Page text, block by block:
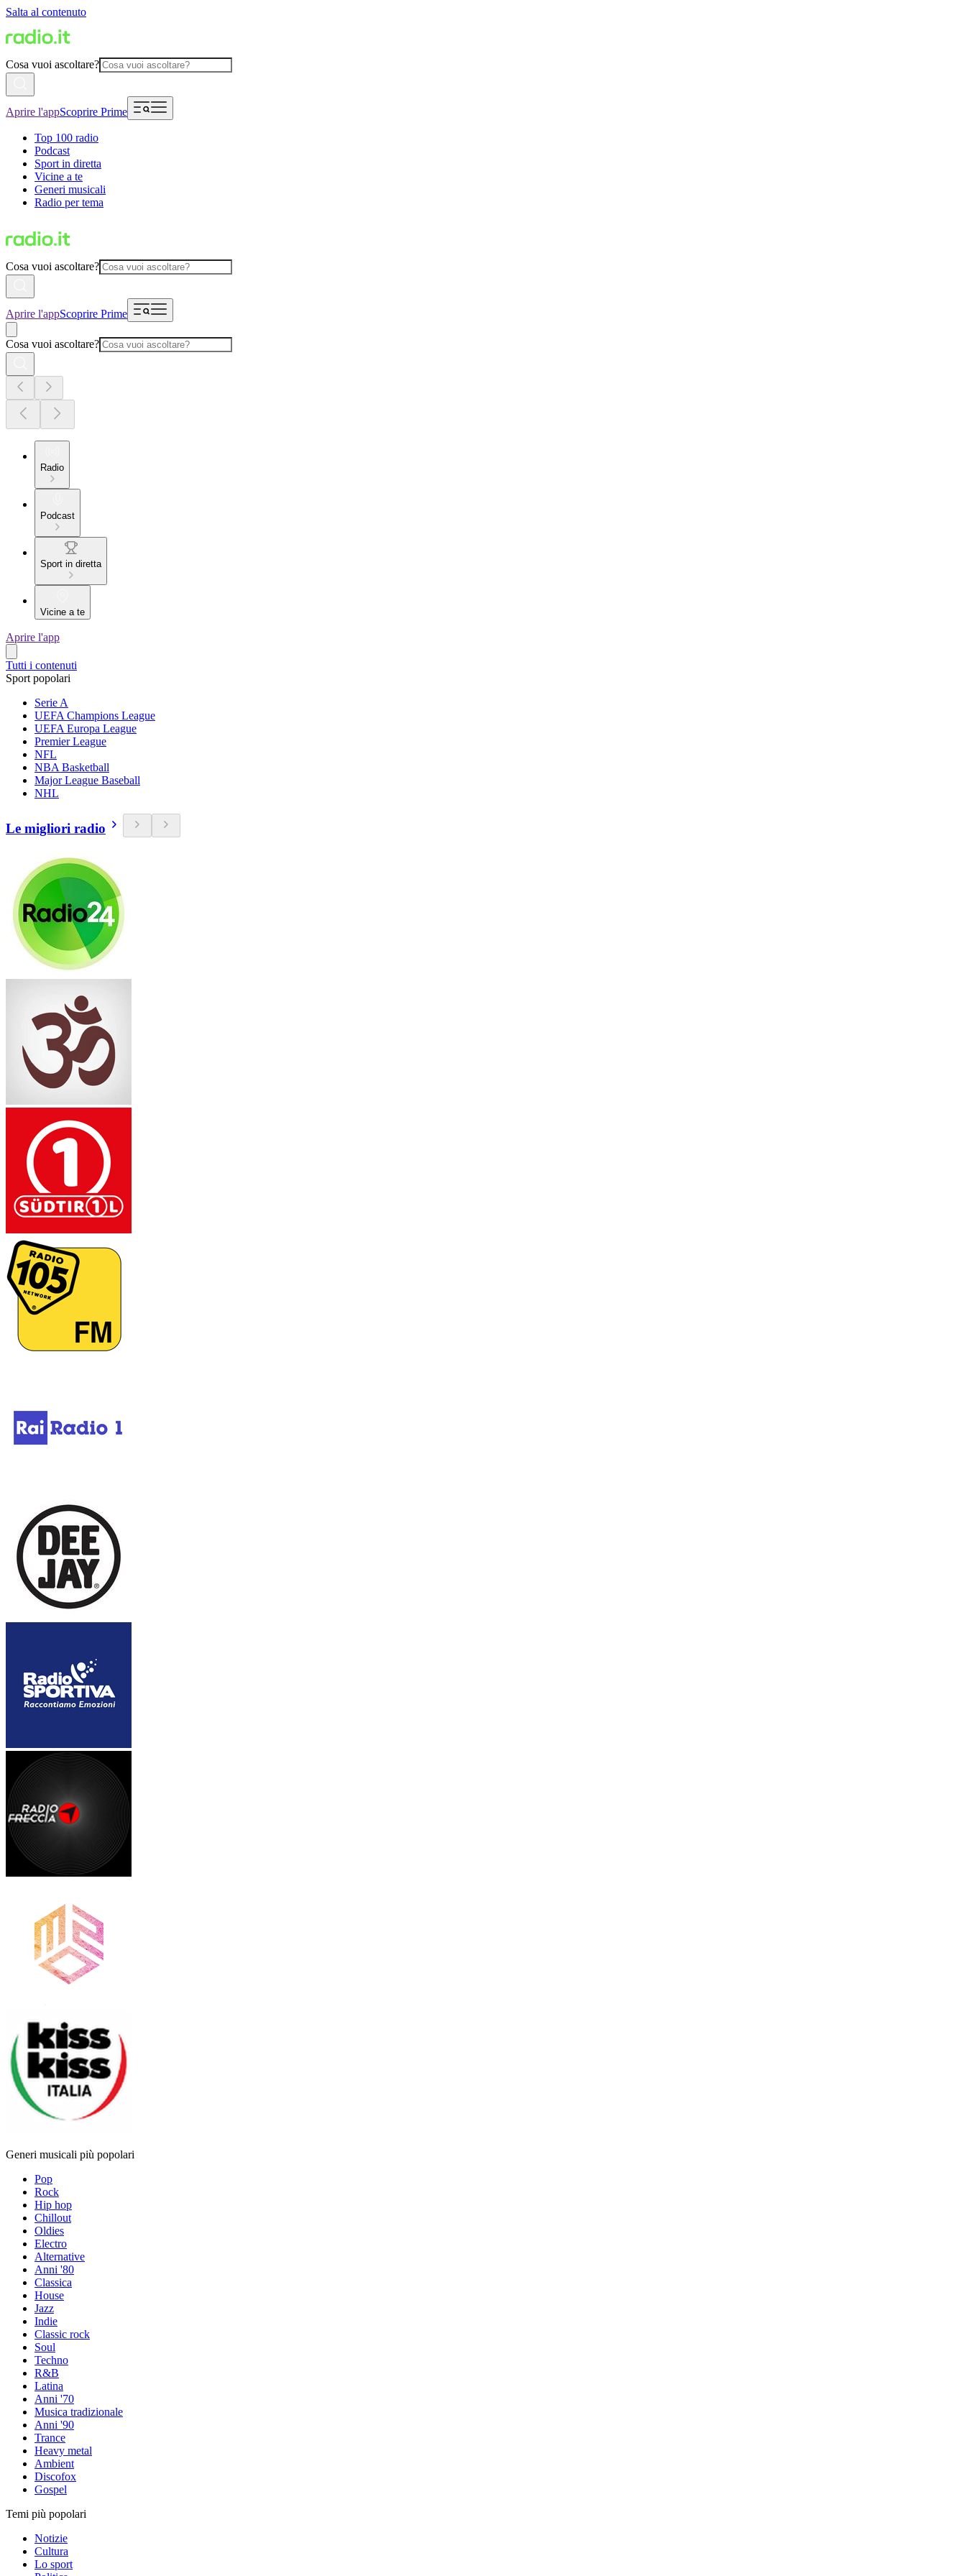
Salta al contenuto
Cosa vuoi ascoltare?
Aprire l'appScoprire Prime
Top 100 radio
Podcast
Sport in diretta
Vicine a te
Generi musicali
Radio per tema
Cosa vuoi ascoltare?
Aprire l'appScoprire Prime
Cosa vuoi ascoltare?
Radio
Podcast
Sport in diretta
Vicine a te
Aprire l'app
Tutti i contenuti
Sport popolari
Serie A
UEFA Champions League
UEFA Europa League
Premier League
NFL
NBA Basketball
Major League Baseball
NHL
Le migliori radio
Generi musicali più popolari
Pop
Rock
Hip hop
Chillout
Oldies
Electro
Alternative
Anni '80
Classica
House
Jazz
Indie
Classic rock
Soul
Techno
R&B
Latina
Anni '70
Musica tradizionale
Anni '90
Trance
Heavy metal
Ambient
Discofox
Gospel
Temi più popolari
Notizie
Cultura
Lo sport